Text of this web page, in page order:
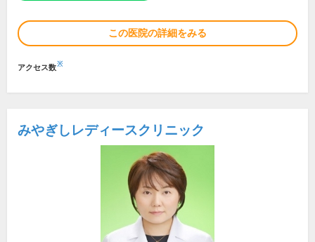
この医院の詳細をみる
アクセス数※
みやぎしレディースクリニック